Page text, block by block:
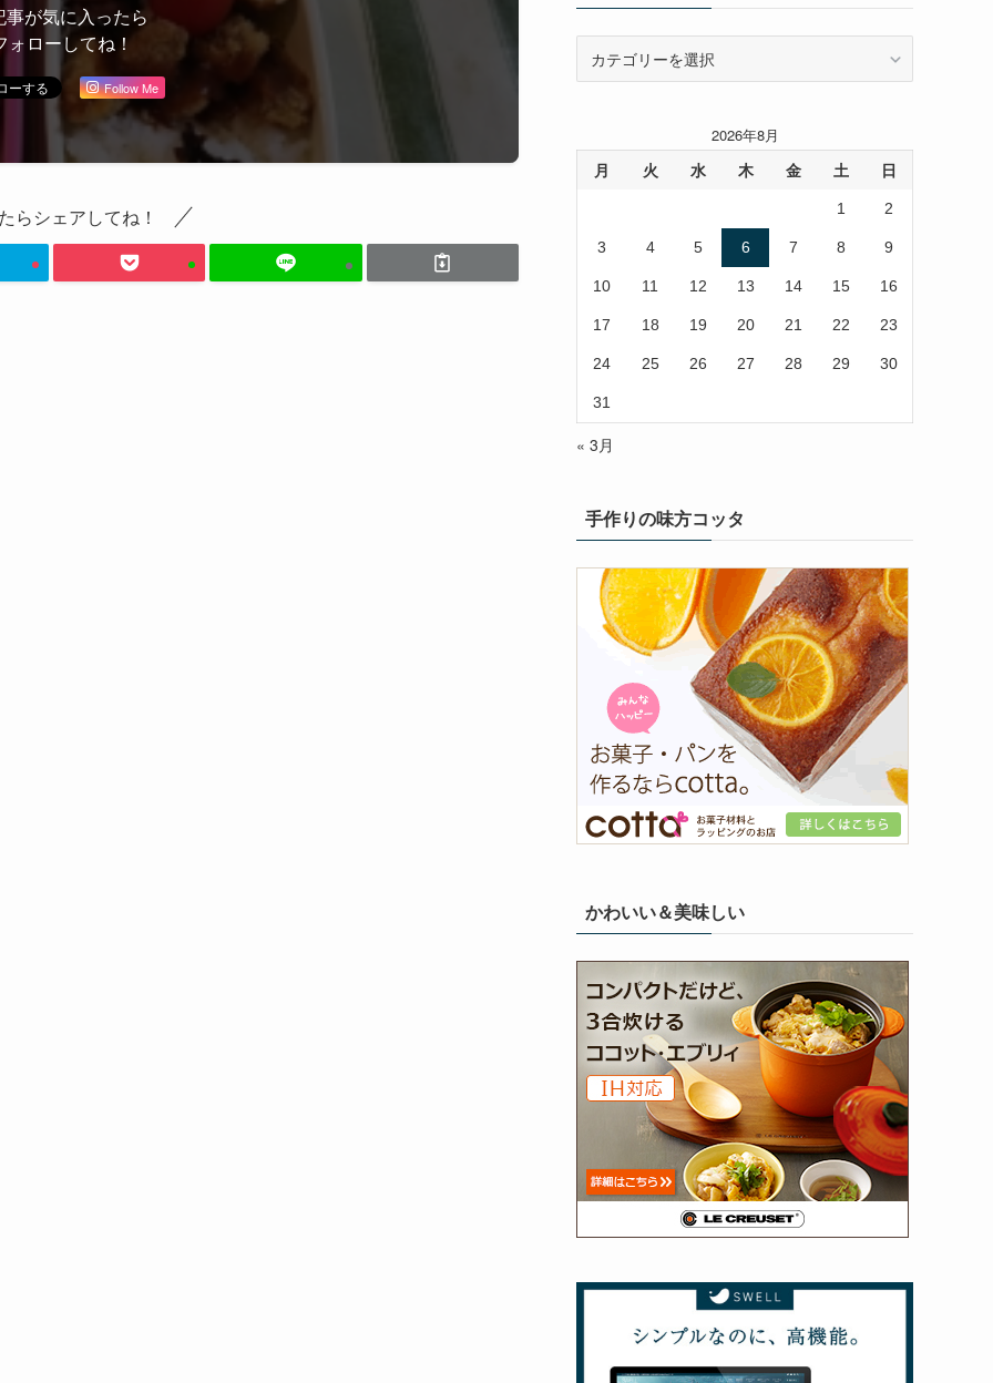
事が気に入ったら
ォローしてね！
Follow Me
らシェアしてね！
ー
2026年8月
月 火 水 木 金 土 日
1 2
3 4 5 6 7 8 9
10 11 12 13 14 15 16
17 18 19 20 21 22 23
24 25 26 27 28 29 30
31
« 3月
手作りの味方コッタ
かわいい＆美味しい